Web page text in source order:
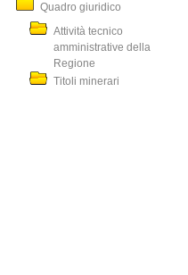
Quadro giuridico
Attività tecnico
amministrative della
Regione
Titoli minerari